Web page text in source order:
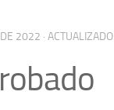
2022 · ACTUALIZADO